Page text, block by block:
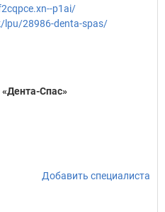
p1ai/
lpu/28986-denta-spas/
Спас»
Добавить специалиста